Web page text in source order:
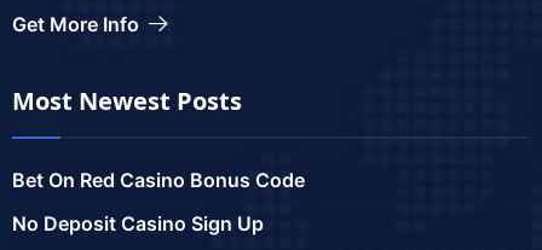
Get More Info
Most Newest Posts
Bet On Red Casino Bonus Code
No Deposit Casino Sign Up